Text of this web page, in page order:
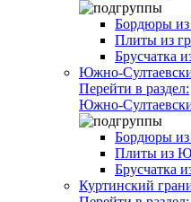
Бордюры из
Плиты из
Брусчатка
Южно-
Перейти в раздел:
Южно-
Бордюры из
Плиты из
Брусчатка
Куртинский